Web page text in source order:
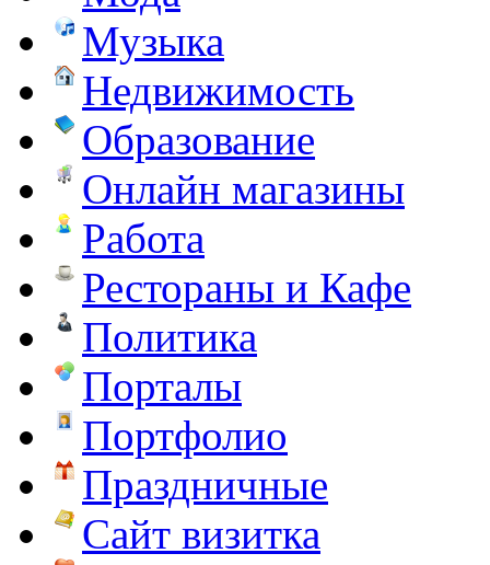
Музыка
Недвижимость
Образование
Онлайн магазины
Работа
Рестораны и Кафе
Политика
Порталы
Портфолио
Праздничные
Сайт визитка